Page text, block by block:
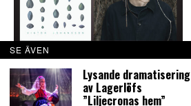
Viktor Johansson gör en
storstilad lyrisk återkomst
LITTERATUR
SE ÄVEN
Lysande dramatisering
av Lagerlöfs
”Liljecronas hem”